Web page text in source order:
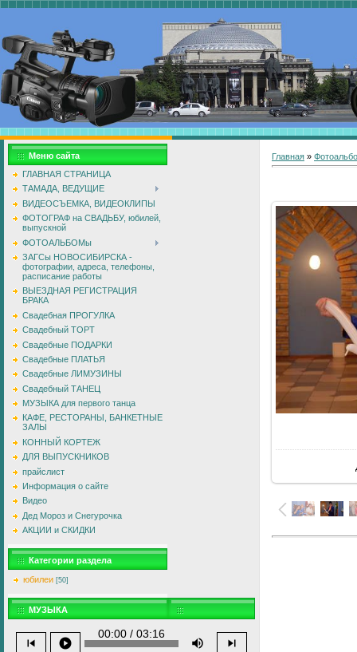
Меню сайта
ГЛАВНАЯ СТРАНИЦА
ТАМАДА, ВЕДУЩИЕ
ВИДЕОСЪЕМКА, ВИДЕОКЛИПЫ
ФОТОГРАФ на СВАДЬБУ, юбилей,
выпускной
ФОТОАЛЬБОМы
ЗАГСы НОВОСИБИРСКА -
фотографии, адреса, телефоны,
расписание работы
ВЫЕЗДНАЯ РЕГИСТРАЦИЯ
БРАКА
Свадебная ПРОГУЛКА
Свадебный ТОРТ
Свадебные ПОДАРКИ
Свадебные ПЛАТЬЯ
Свадебные ЛИМУЗИНЫ
Свадебный ТАНЕЦ
МУЗЫКА для первого танца
КАФЕ, РЕСТОРАНЫ, БАНКЕТНЫЕ
ЗАЛЫ
КОННЫЙ КОРТЕЖ
ДЛЯ ВЫПУСКНИКОВ
прайслист
Информация о сайте
Видео
Дед Мороз и Снегурочка
АКЦИИ и СКИДКИ
Категории раздела
юбилеи [50]
МУЗЫКА
skip_previous play_circle
00:00 / 03:16
volume_up skip_next
Главная »